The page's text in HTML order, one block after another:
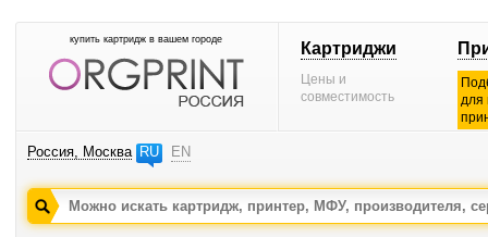
купить картридж в вашем городе Картриджи
Цены и
совместимость
для
Россия, Москва RU EN